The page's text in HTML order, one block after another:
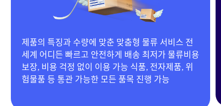
20년 경력 MD 보유 & 다양한 협력 공장 확보 전자
제품, 이동하우스, 기계류부터 의류, 생활용품 등 전
품목 제작 가능 합리적인 단가 제안으로 맞춤 제작
진행!